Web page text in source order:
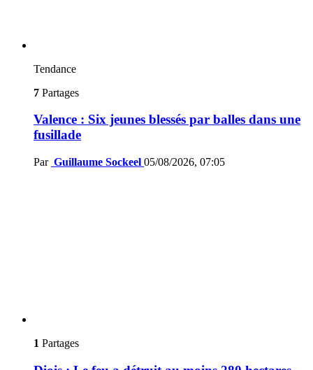
Tendance
7 Partages
Valence : Six jeunes blessés par balles dans une
fusillade
Par Guillaume Sockeel 05/08/2026, 07:05
1 Partages